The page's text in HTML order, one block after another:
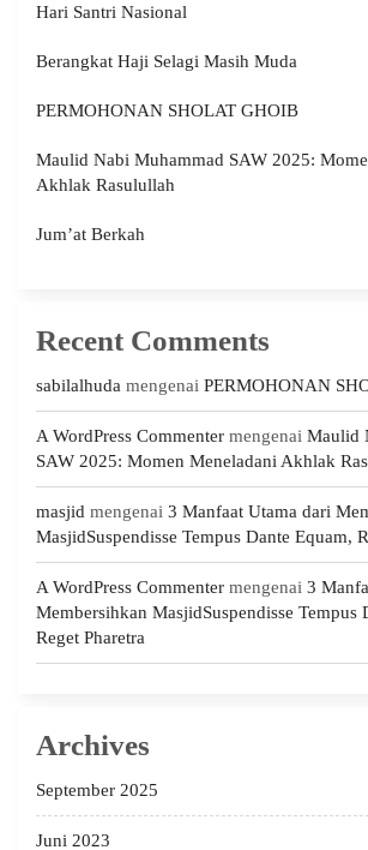
Hari Santri Nasional
Berangkat Haji Selagi Masih Muda
PERMOHONAN SHOLAT GHOIB
Maulid Nabi Muhammad SAW 2025:
Akhlak Rasulullah
Jum’at Berkah
Recent Comments
sabilalhuda mengenai PERMOHONAN
A WordPress Commenter mengenai Maulid
SAW 2025: Momen Meneladani Akhlak
masjid mengenai 3 Manfaat Utama dari
MasjidSuspendisse Tempus Dante Equam,
A WordPress Commenter mengenai 3
Membersihkan MasjidSuspendisse Tempus
Reget Pharetra
Archives
September 2025
Juni 2023